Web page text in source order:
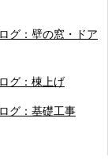
グ：壁の窓・ドア
グ：棟上げ
グ：基礎工事